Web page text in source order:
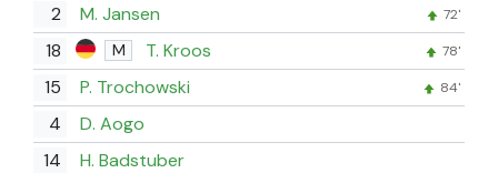
2
M. Jansen 72'
18 M T. Kroos 78'
15 P. Trochowski 84'
4
D. Aogo
14
H. Badstuber